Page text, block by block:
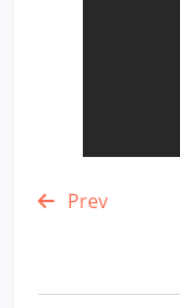
Prev